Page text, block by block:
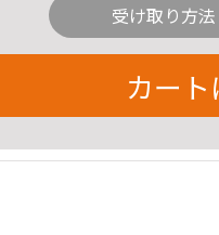
受け取り方
カー